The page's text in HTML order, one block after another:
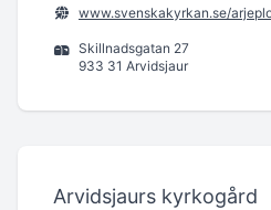
www.svenskakyrkan.se/
Skillnadsgatan 27
933 31 Arvidsjaur
Arvidsjaurs kyrkogård